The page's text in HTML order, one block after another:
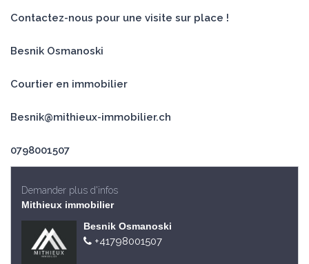
Contactez-nous pour une visite sur place !
Besnik Osmanoski
Courtier en immobilier
Besnik@mithieux-immobilier.ch
0798001507
Demander plus d'infos
Mithieux immobilier
Besnik Osmanoski
+41798001507